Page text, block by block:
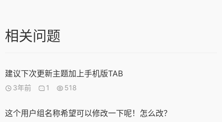
相关问题
建议下次更新主题加上手机版TAB
3年前 1 518
这个用户组名称希望可以修改一下呢！怎么改？